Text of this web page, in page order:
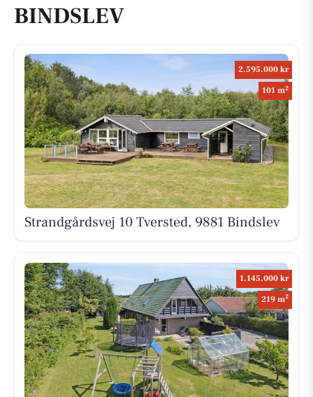
BINDSLEV
2.595.000 kr
101 m2
Strandgårdsvej 10 Tversted, 9881 Bindslev
1.145.000 kr
219 m2